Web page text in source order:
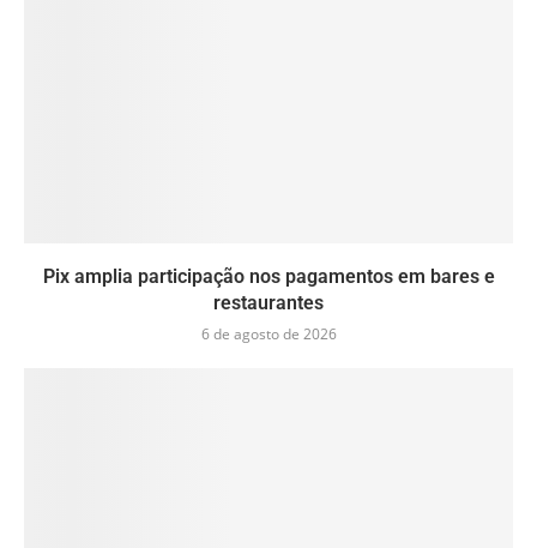
Pix amplia participação nos pagamentos em bares e
restaurantes
6 de agosto de 2026